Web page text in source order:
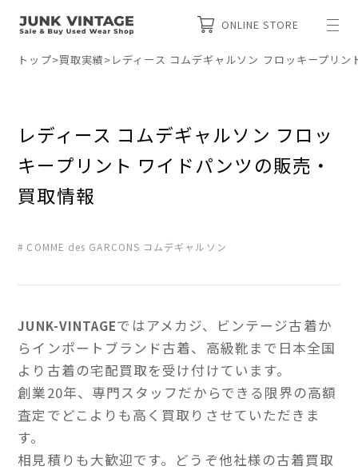
ONLINE STORE
トップ>買取実績> レディース コムデギャルソン フロッキープリ
レディース コムデギャルソン フロッ
キープリント ワイドパンツの販売・
買取情報
COMME des GARCONS コムデギャルソン
JUNK-VINTAGEではアメカジ、ビンテージ古着か
らインポートブランド古着、高級靴まで日本全国
より古着の宅配買取を受け付けています。
創業20年、専門スタッフだからできる限界の高額
査定でどこよりも高く買取りさせていただきま
す。
相見積りも大歓迎です。どうぞ他社様の古着買取